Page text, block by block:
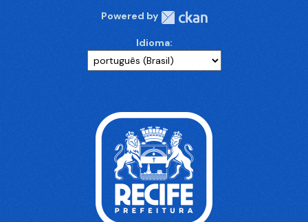
Powered by
Idioma